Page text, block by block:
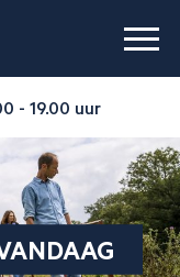
- 19.00 uur